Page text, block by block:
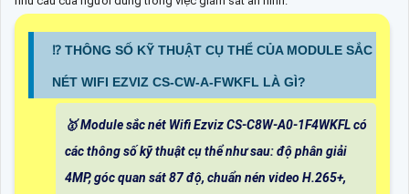
⁉️ THÔNG SỐ KỸ THUẬT CỤ THỂ CỦA MODULE SẮC
NÉT WIFI EZVIZ CS-CW-A-FWKFL LÀ GÌ?
🥇 Module sắc nét Wifi Ezviz CS-C8W-A0-1F4WKFL có
các thông số kỹ thuật cụ thể như sau: độ phân giải
4MP, góc quan sát 87 độ, chuẩn nén video H.265+,